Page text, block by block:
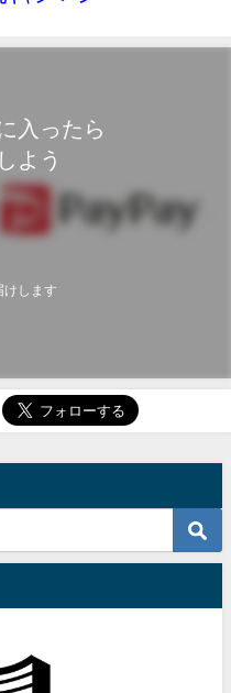
入ったら
よう
けします